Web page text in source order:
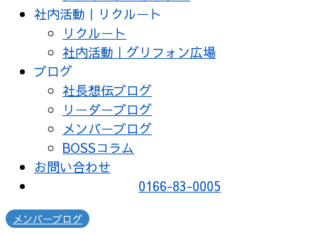
社内活動｜リクルート
リクルート
社内活動｜グリフォン広場
ブログ
社長想伝ブログ
リーダーブログ
メンバーブログ
BOSSコラム
お問い合わせ
0166-83-0005
メンバーブログ